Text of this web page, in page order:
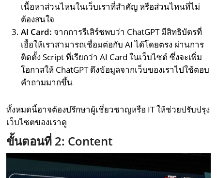
เนื้อหาส่วนไหนในเว็บเราที่สำคัญ หรือส่วนไหนที่ไม่
ต้องสนใจ
AI Card: จากการรีเสิร์ชพบว่า ChatGPT มีสิทธิบัตรที่
เอื้อให้เราสามารถเชื่อมต่อกับ AI ได้โดยตรง ผ่านการ
ติดตั้ง Script ที่เรียกว่า AI Card ในเว็บไซต์ ซึ่งจะเพิ่ม
โอกาสให้ ChatGPT ดึงข้อมูลจากเว็บของเราไปใช้ตอบ
คำถามมากขึ้น
ทั้งหมดนี้อาจต้องปรึกษาผู้เชี่ยวชาญหรือ IT ให้ช่วยปรับปรุง
เว็บไซตของเราดู
ขั้นตอนที่ 2: Content